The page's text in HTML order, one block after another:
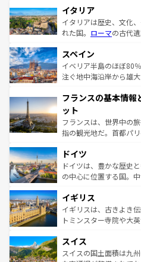
イタリア
イタリアは歴史、文化
れた国。 ローマの古代
ろん、トスカーナの美
景など、自然景観も見
ピザやパスタなど、絶
ませてくれるイタリア
なお、新着のイタリア情
しい。
スペイン
イベリア半島のほぼ80
注ぐ地中海沿岸から雄
文化が根付くこの国で
れる闘牛、そして美味
る。首都マドリードの
アートに溢れた街角か
せる。地方によって風
ンテンツ一覧を参照し
フランスの基本情報
ット
フランスは、世界中の
指の観光地だ。首都パ
で、幅広い魅力が詰ま
聖堂、美しいビーチ、
から魅了する。また、
いる。シャンパンの発
香り高いラベンダー畑
らに、パリ以外の地域
れる地方に足を運ぶと
きるだろう。
ドイツ
ドイツは、豊かな歴史
の中心に位置する国。
顔を持つこの国は、ど
ルリンの文化的活気、
してライン川沿いのワ
は、お酒好きな人にはぜひ体験
ドイツ情報はコンテン
イギリス
イギリスは、古きよき
トミンスター寺院や大
リアごとに異なる魅力
ティー、ビール好きに
スイス
スイスの国土面積は九